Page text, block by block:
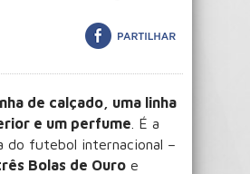
de calçado, uma linha
e um perfume . É a
do futebol internacional –
Bolas de Ouro e